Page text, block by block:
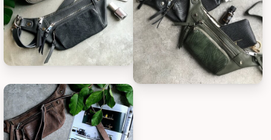
Coming Copenhagen Bauchtasche Anna, Bild 1